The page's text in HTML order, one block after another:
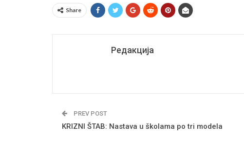
Share
Редакција
PREV POST
KRIZNI ŠTAB: Nastava u školama po tri modela